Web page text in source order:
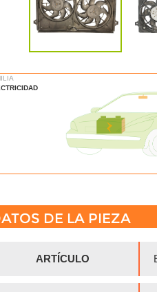
DE LA PIEZA
ARTÍCULO